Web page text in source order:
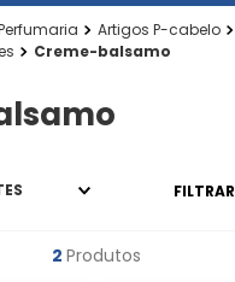
Artigos P-cabelo
Creme-balsamo
FILTRAR
2 Produtos